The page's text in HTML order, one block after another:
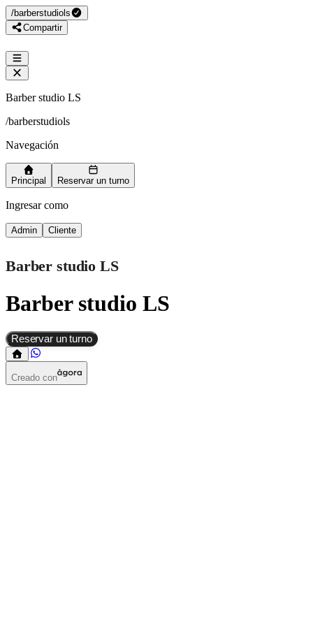
/barberstudiols
Compartir
Barber studio LS
/barberstudiols
Navegación
Principal Reservar un turno
Ingresar como
Admin Cliente
Barber studio LS
Barber studio LS
Reservar un turno
Creado con